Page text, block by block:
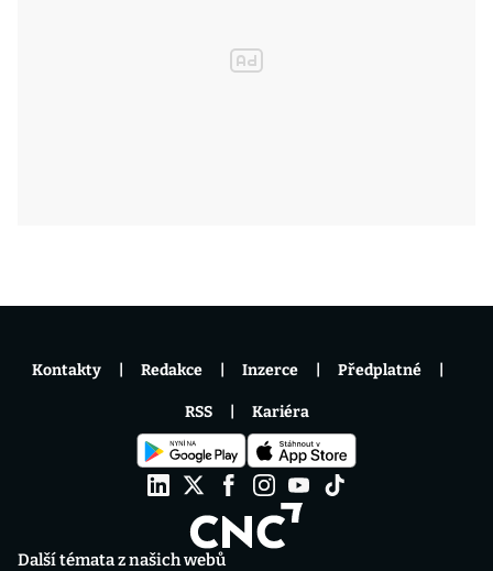
Další témata z našich webů
Kontakty Redakce Inzerce Předplatné
RSS Kariéra